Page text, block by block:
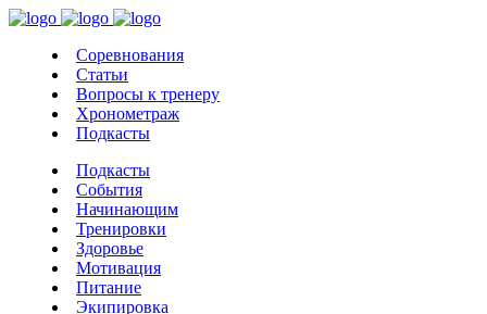
Соревнования
Статьи
Вопросы к тренеру
Хронометраж
Подкасты
Подкасты
События
Начинающим
Тренировки
Здоровье
Мотивация
Питание
Экипировка